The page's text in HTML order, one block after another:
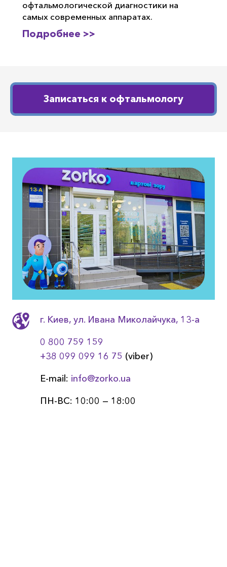
офтальмологической диагностики на
самых современных аппаратах.
Подробнее >>
Записаться к офтальмологу
г. Киев, ул. Ивана Миколайчука, 13-a
0 800 759 159
+38 099 099 16 75 (viber)
E-mail: info@zorko.ua
ПН-ВС: 10:00 — 18:00